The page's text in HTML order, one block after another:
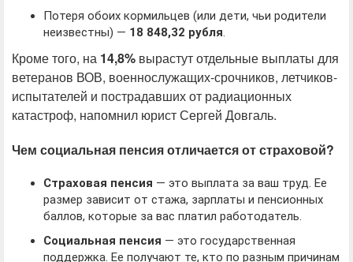
Потеря обоих кормильцев (или дети, чьи родители
неизвестны) — 18 848,32 рубля.
Кроме того, на 14,8% вырастут отдельные выплаты для
ветеранов ВОВ, военнослужащих-срочников, летчиков-
испытателей и пострадавших от радиационных
катастроф, напомнил юрист Сергей Довгаль.
Чем социальная пенсия отличается от страховой?
Страховая пенсия — это выплата за ваш труд. Ее
размер зависит от стажа, зарплаты и пенсионных
баллов, которые за вас платил работодатель.
Социальная пенсия — это государственная
поддержка. Ее получают те, кто по разным причинам